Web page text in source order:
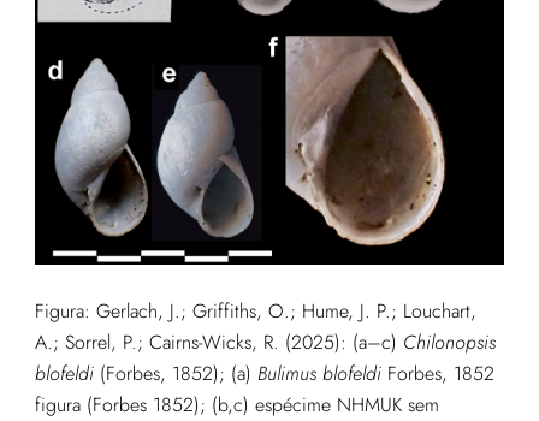
Figura: Gerlach, J.; Griffiths, O.; Hume, J. P.; Louchart,
A.; Sorrel, P.; Cairns-Wicks, R. (2025): (a–c) Chilonopsis
blofeldi(Forbes, 1852); (a) Bulimus blofeldiForbes, 1852
figura (Forbes 1852); (b,c) espécime NHMUK sem